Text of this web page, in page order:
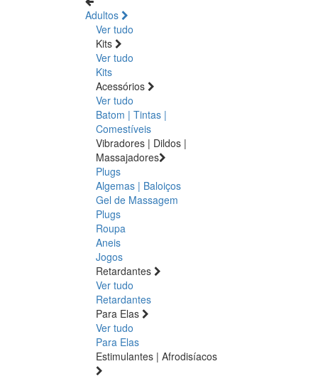
Adultos
Ver tudo
Kits
Ver tudo
Kits
Acessórios
Ver tudo
Batom | Tintas |
Comestíveis
Vibradores | Dildos |
Massajadores
Plugs
Algemas | Baloiços
Gel de Massagem
Plugs
Roupa
Aneis
Jogos
Retardantes
Ver tudo
Retardantes
Para Elas
Ver tudo
Para Elas
Estimulantes | Afrodisíacos